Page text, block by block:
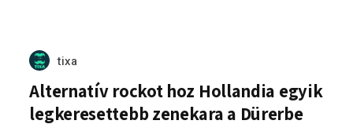
tixa
Alternatív rockot hoz Hollandia egyik
legkeresettebb zenekara a Dürerbe